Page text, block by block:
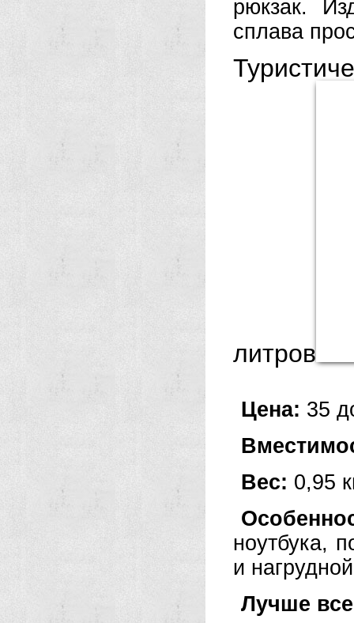
рюкзак.
сплава
литров
Цена: 35
Вес: 0,95
ноутбука,
и
Лучше